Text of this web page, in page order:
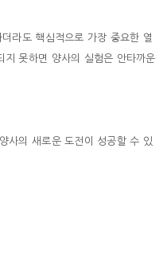
라도 핵심적으로 가장 중요한 열
지 못하면 양사의 실험은 안타까운
사의 새로운 도전이 성공할 수 있